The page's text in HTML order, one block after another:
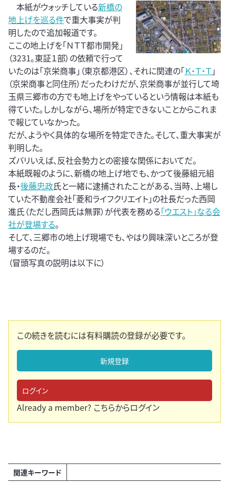
本紙がウォッチしている新橋の
地上げを巡る件で重大事実が判
明したので追加報道です。
ここの地上げを「ＮＴＴ都市開発」
（3231。東証１部）の依頼で行って
いたのは「京栄商事」（東京都港区）、それに関連の「Ｋ・Ｔ・Ｔ 」
（京栄商事と同住所）だったわけだが、京栄商事が並行して埼
玉県三郷市の方でも地上げをやっているという情報は本紙も
得ていた。しかしながら、場所が特定できないことからこれま
で報じていなかった。
だが、ようやく具体的な場所を特定できた。そして、重大事実が
判明した。
ズバリいえば、反社会勢力との密接な関係においてだ。
本紙既報のように、新橋の地上げ地でも、かつて後藤組元組
長・後藤忠政氏と一緒に逮捕されたことがある、当時、上場し
ていた不動産会社「菱和ライフクリエイト」の社長だった西岡
進氏（ただし西岡氏は無罪）が代表を務める「ウエスト」なる会
社が登場する。
そして、三郷市の地上げ現場でも、やはり興味深いところが登
場するのだ。
（冒頭写真の説明は以下に）
この続きを読むには有料購読の登録が必要です。
新規登録
ログイン
Already a member? こちらからログイン
関連キーワード